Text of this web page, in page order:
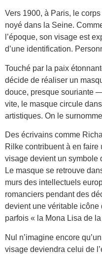
Vers 1900, à Paris, le
noyé dans la Seine.
l’époque, son visage est
d’une identification.
Touché par la paix
décide de réaliser un
douce, presque souriante
vite, le masque circule
artistiques. On le
Des écrivains comme
Rilke contribuent à en
visage devient un symbole
Le masque se retrouve
murs des intellectuels
romanciers pendant des
devient une véritable
parfois « la Mona Lisa de
Nul n’imagine encore
visage deviendra celui de